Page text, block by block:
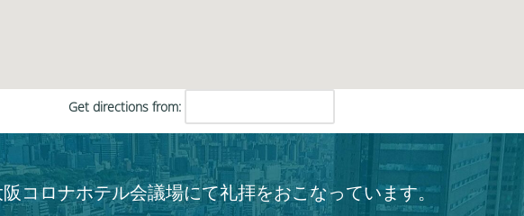
Get directions from:
コロナホテル会議場にて礼拝をおこなっています。